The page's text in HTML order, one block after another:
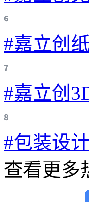
#嘉立创
#嘉立创
#包装设
查看更多